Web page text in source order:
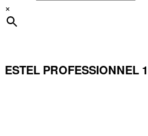
×
ESTEL